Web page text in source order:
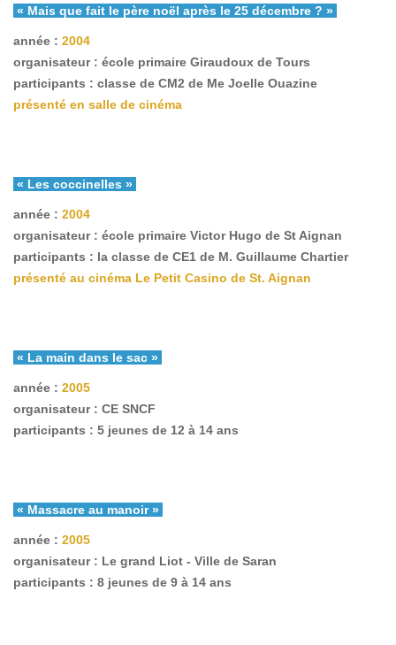
« Mais que fait le père noël après le 25 décembre ? »
année : 2004
organisateur : école primaire Giraudoux de Tours
participants : classe de CM2 de Me Joelle Ouazine
présenté en salle de cinéma
« Les coccinelles »
année : 2004
organisateur : école primaire Victor Hugo de St Aignan
participants : la classe de CE1 de M. Guillaume Chartier
présenté au cinéma Le Petit Casino de St. Aignan
« La main dans le sac »
année : 2005
organisateur : CE SNCF
participants : 5 jeunes de 12 à 14 ans
« Massacre au manoir »
année : 2005
organisateur : Le grand Liot - Ville de Saran
participants : 8 jeunes de 9 à 14 ans